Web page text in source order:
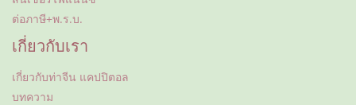
ต่อภาษี+พ.ร.บ.
เกี่ยวกับเรา
เกี่ยวกับท่าจีน แคปปิตอล
บทความ